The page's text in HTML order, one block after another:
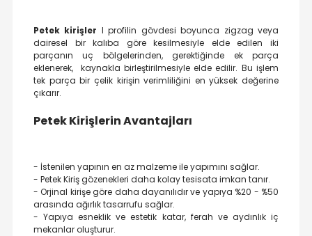
Petek kirişler I profilin gövdesi boyunca zigzag veya
dairesel bir kalıba göre kesilmesiyle elde edilen iki
parçanın uç bölgelerinden, gerektiğinde ek parça
eklenerek, kaynakla birleştirilmesiyle elde edilir. Bu işlem
tek parça bir çelik kirişin verimliliğini en yüksek değerine
çıkarır.
Petek Kirişlerin Avantajları
- İstenilen yapının en az malzeme ile yapımını sağlar.
- Petek Kiriş gözenekleri daha kolay tesisata imkan tanır.
- Orjinal kirişe göre daha dayanılıdır ve yapıya %20 - %50
arasında ağırlık tasarrufu sağlar.
- Yapıya esneklik ve estetik katar, ferah ve aydınlık iç
mekanlar oluşturur.